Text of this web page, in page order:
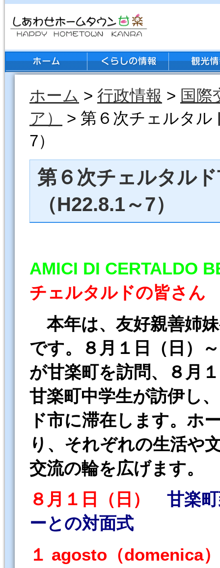
ホーム > 行政情報 > 国際
ア）
> 第６次チェルタル
7）
第６次チェルタル
（H22.8.1～7）
AMICI DI CERTALDO
チェルタルドの皆さ
本年は、友好親善姉
です。８月１日（日）
が甘楽町を訪問、８月
甘楽町中学生が訪伊し
ド市に滞在します。ホ
り、それぞれの生活や
交流の輪を広げます。
８月１日（日）
甘楽
ーとの対面式
１ agosto（domenica）